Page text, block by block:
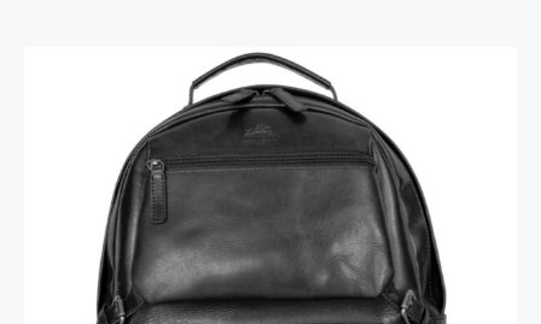
Sac à dos avec pochette RFID sécurisée pour
ordinateur portable de 15,6 po